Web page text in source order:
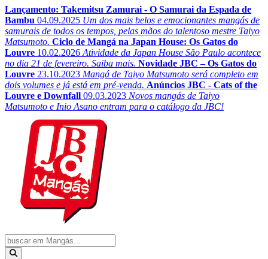
Lançamento: Takemitsu Zamurai - O Samurai da Espada de
Bambu 04.09.2025 Um dos mais belos e emocionantes mangás de
samurais de todos os tempos, pelas mãos do talentoso mestre Taiyo
Matsumoto. Ciclo de Mangá na Japan House: Os Gatos do
Louvre 10.02.2026 Atividade da Japan House São Paulo acontece
no dia 21 de fevereiro. Saiba mais. Novidade JBC – Os Gatos do
Louvre 23.10.2023 Mangá de Taiyo Matsumoto será completo em
dois volumes e já está em pré-venda. Anúncios JBC - Cats of the
Louvre e Downfall 09.03.2023 Novos mangás de Taiyo
Matsumoto e Inio Asano entram para o catálogo da JBC!